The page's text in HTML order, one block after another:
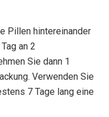
Pillen hintereinander
an 2
Sie dann 1
Verwenden Sie
7 Tage lang eine